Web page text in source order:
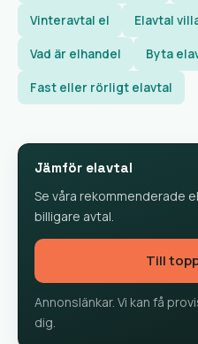
Vinteravtal el Elavtal
Vad är elhandel Byta
Fast eller rörligt elavtal
Jämför elavtal
Se våra rekommenderade
billigare avtal.
Till
Annonslänkar. Vi kan få
dig.